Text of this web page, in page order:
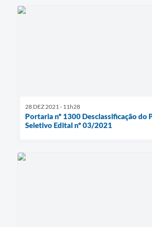
28 DEZ 2021 - 11h28
Portaria nº 1300 Desclassificação do
Seletivo Edital nº 03/2021